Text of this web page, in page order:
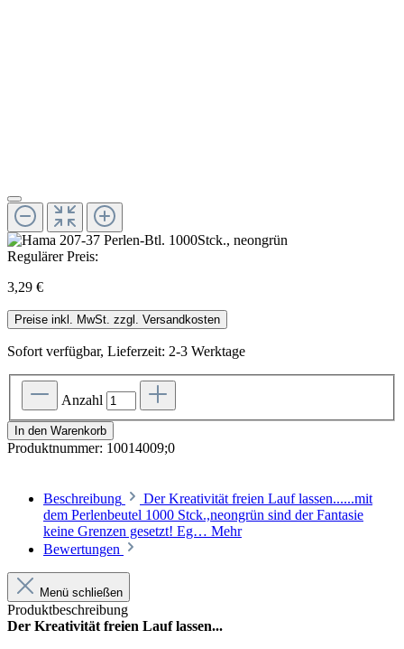
Regulärer Preis:
3,29 €
Preise inkl. MwSt. zzgl. Versandkosten
Sofort verfügbar, Lieferzeit: 2-3 Werktage
Anzahl
In den Warenkorb
Produktnummer: 10014009;0
Beschreibung
Der Kreativität freien Lauf lassen......mit
dem Perlenbeutel 1000 Stck.,neongrün sind der Fantasie
keine Grenzen gesetzt! Eg… Mehr
Bewertungen
Menü schließen
Produktbeschreibung
Der Kreativität freien Lauf lassen...